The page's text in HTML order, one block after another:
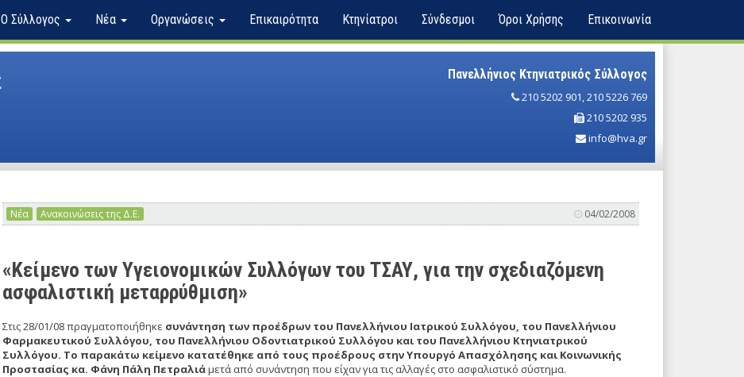
Ο Σύλλογος Νέα Οργανώσεις Επικαιρότητα Κτηνίατροι Σύνδεσμοι Όροι Χρήσης Επικοινωνία
Πανελλήνιος Κτηνιατρικός Σύλλογος
210 5202 901,210 5226 769
210 5202 935
info@hva.gr
Νέα Ανακοινώσεις της Δ.Ε. 04/02/2008
«Κείμενο των Υγειονομικών Συλλόγων του ΤΣΑΥ, για την σχεδιαζόμενη
ασφαλιστική μεταρρύθμιση»
Στις 28/01/08 πραγματοποιήθηκε συνάντηση των προέδρων του Πανελλήνιου Ιατρικού Συλλόγου, του Πανελλήνιου
Φαρμακευτικού Συλλόγου, του Πανελλήνιου Οδοντιατρικού Συλλόγου και του Πανελλήνιου Κτηνιατρικού
Συλλόγου. Το παρακάτω κείμενο κατατέθηκε από τους προέδρους στην Υπουργό Απασχόλησης και Κοινωνικής
Προστασίας κα. Φάνη Πάλη Πετραλιάμετά από συνάντηση που είχαν για τις αλλαγές στο ασφαλιστικό σύστημα.